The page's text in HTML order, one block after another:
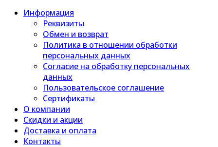
Информация
Реквизиты
Обмен и возврат
Политика в отношении обработки
персональных данных
Согласие на обработку персональных
данных
Пользовательское соглашение
Сертификаты
О компании
Скидки и акции
Доставка и оплата
Контакты